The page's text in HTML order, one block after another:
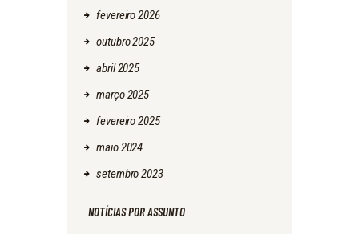
fevereiro2026
outubro2025
abril2025
março2025
fevereiro2025
maio2024
setembro2023
NOTÍCIAS POR ASSUNTO